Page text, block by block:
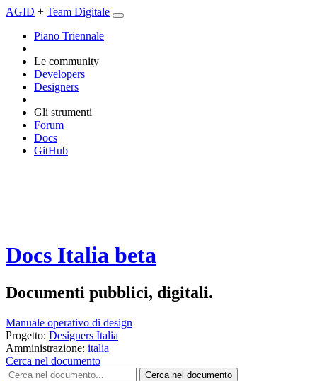
AGID + Team Digitale
Piano Triennale
Le community
Developers
Designers
Gli strumenti
Forum
Docs
GitHub
Docs Italia beta
Documenti pubblici, digitali.
Manuale operativo di design
Progetto: Designers Italia
Amministrazione: italia
Cerca nel documento
Cerca nel documento